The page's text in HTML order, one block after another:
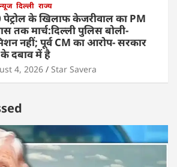
न्यूज दिल्ली राज्य
पेट्रोल के खिलाफ केजरीवाल का PM
तक मार्च:दिल्ली पुलिस बोली-
नहीं; पूर्व CM का आरोप- सरकार
के दबाव में है
4, 2026 Star Savera